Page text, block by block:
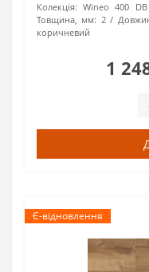
Колекція: Wineo 400
Товщина, мм: 2
коричневий
1
Є-відновлення